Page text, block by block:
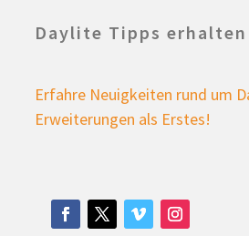
Daylite Tipps erhalten
Erfahre Neuigkeiten rund um
Erweiterungen als Erstes!